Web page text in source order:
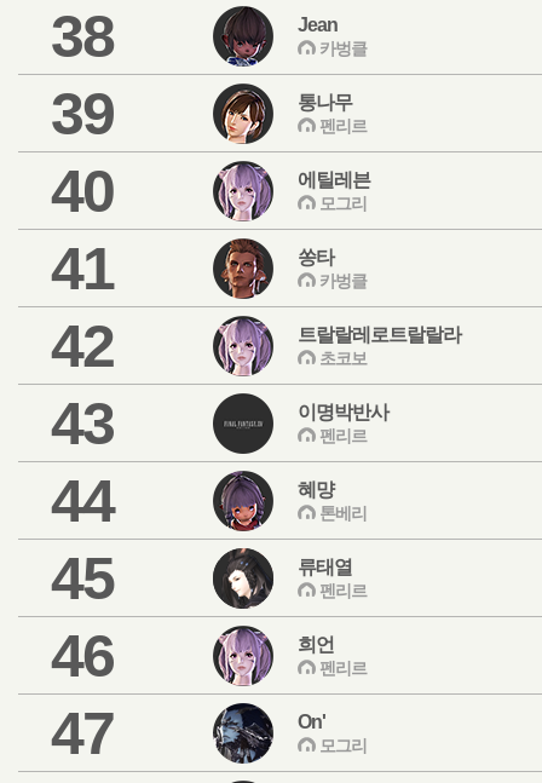
38 Jean
카벙클
39 통나무
펜리르
40 에틸레븐
모그리
41 쏭타
카벙클
42 트랄랄레로트랄랄라
초코보
43 이명박반사
펜리르
44 혜먕
톤베리
45 류태열
펜리르
46 희언
펜리르
47 On'
모그리